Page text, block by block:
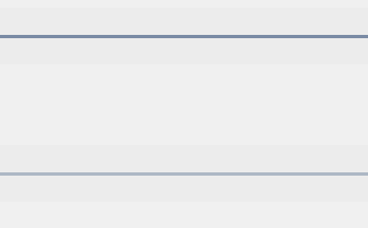
Loaded: